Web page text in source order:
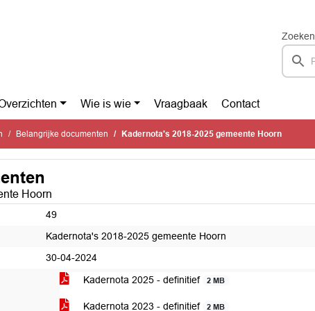
Zoeken
Wie is wie Vraagbaak Contact
Belangrijke documenten Kadernota's 2018-2025 gemeente Hoorn
Hoorn
49
Kadernota's 2018-2025 gemeente Hoorn
30-04-2024
Kadernota 2025 - definitief 2 MB
Kadernota 2023 - definitief 2 MB